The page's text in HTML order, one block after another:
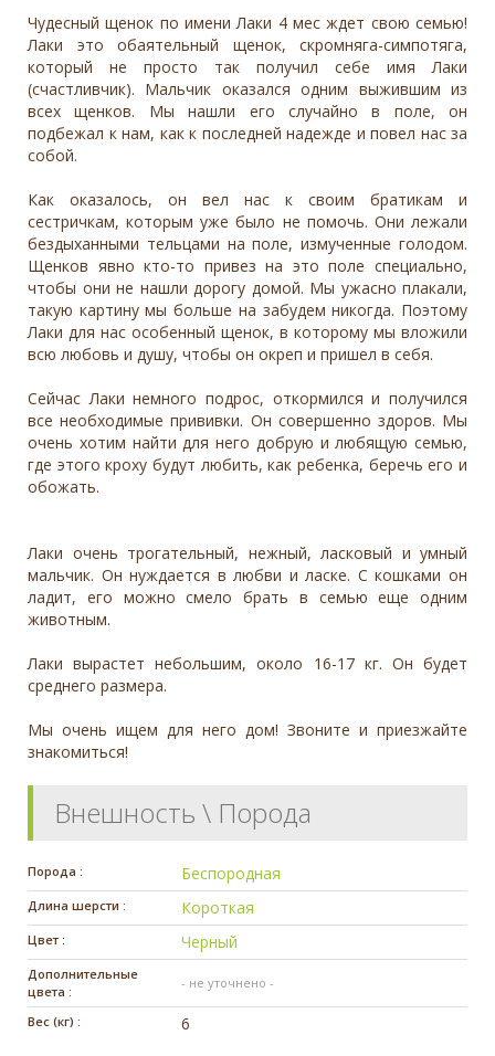
Чудесный щенок по имени Лаки 4 мес ждет свою семью!
Лаки это обаятельный щенок, скромняга-симпотяга,
который не просто так получил себе имя Лаки
(счастливчик). Мальчик оказался одним выжившим из
всех щенков. Мы нашли его случайно в поле, он
подбежал к нам, как к последней надежде и повел нас за
собой.
Как оказалось, он вел нас к своим братикам и
сестричкам, которым уже было не помочь. Они лежали
бездыханными тельцами на поле, измученные голодом.
Щенков явно кто-то привез на это поле специально,
чтобы они не нашли дорогу домой. Мы ужасно плакали,
такую картину мы больше на забудем никогда. Поэтому
Лаки для нас особенный щенок, в которому мы вложили
всю любовь и душу, чтобы он окреп и пришел в себя.
Сейчас Лаки немного подрос, откормился и получился
все необходимые прививки. Он совершенно здоров. Мы
очень хотим найти для него добрую и любящую семью,
где этого кроху будут любить, как ребенка, беречь его и
обожать.
Лаки очень трогательный, нежный, ласковый и умный
мальчик. Он нуждается в любви и ласке. С кошками он
ладит, его можно смело брать в семью еще одним
животным.
Лаки вырастет небольшим, около 16-17 кг. Он будет
среднего размера.
Мы очень ищем для него дом! Звоните и приезжайте
знакомиться!
Внешность \ Порода
Порода : Беспородная
Длина шерсти : Короткая
Цвет : Черный
Дополнительные
цвета :
- не уточнено -
Вес (кг) : 6